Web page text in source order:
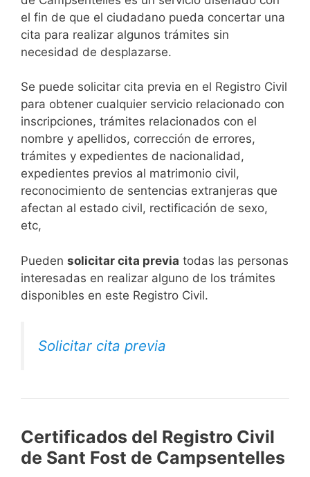
el fin de que el ciudadano pueda concertar una
cita para realizar algunos trámites sin
necesidad de desplazarse.​
Se puede solicitar cita previa en el Registro Civil
para obtener cualquier servicio relacionado con
inscripciones, trámites relacionados con el
nombre y apellidos, corrección de errores,
trámites y expedientes de nacionalidad,
expedientes previos al matrimonio civil,
reconocimiento de sentencias extranjeras que
afectan al estado civil, rectificación de sexo,
etc,
​Pueden solicitar cita previa todas las personas
interesadas en realizar alguno de los trámites
disponibles en este Registro Civil.​
Solicitar cita previa
Certificados del Registro Civil
de Sant Fost de Campsentelles